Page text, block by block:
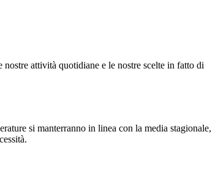
attività quotidiane e le nostre scelte in fatto di
si manterranno in linea con la media stagionale,